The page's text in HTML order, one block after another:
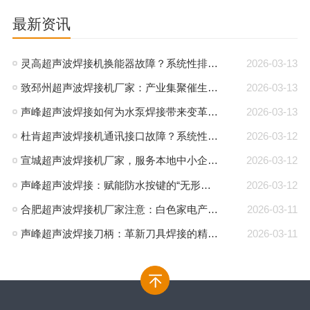
最新资讯
2026-03-13
灵高超声波焊接机换能器故障？系统性排查与专业解决方案
2026-03-13
致邳州超声波焊接机厂家：产业集聚催生新机遇，声峰源头工厂邀您抱团发展
2026-03-13
声峰超声波焊接如何为水泵焊接带来变革性优势
2026-03-12
杜肯超声波焊接机通讯接口故障？系统性排查与专业解决方案
2026-03-12
宣城超声波焊接机厂家，服务本地中小企业集群，声峰ODM贴牌助您轻装上阵
2026-03-12
声峰超声波焊接：赋能防水按键的“无形护盾”
2026-03-11
合肥超声波焊接机厂家注意：白色家电产业升级，声峰源头工厂诚邀加盟
2026-03-11
声峰超声波焊接刀柄：革新刀具焊接的精密工艺